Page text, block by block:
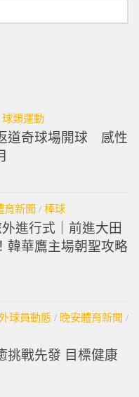
球類運動
道奇球場開球 感性
育新聞 / 棒球
進行式｜前進大田
韓華鷹主場朝聖攻略
球員動態 / 晚安體育新聞 /
挑戰先發 目標健康